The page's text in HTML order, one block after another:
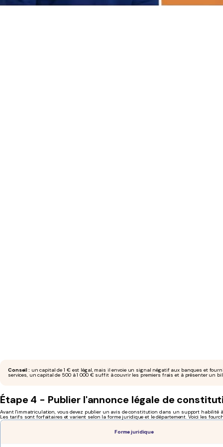
Conseil : un capital de 1 € est légal, mais il envoie un signal négatif aux banques et
services, un capital de 500 à 1 000 € suffit à couvrir les premiers frais et à présenter un
Étape 4 - Publier l'annonce légale de
Avant l'immatriculation, vous devez publier un avis de constitution dans un support habilité à
Les tarifs sont forfaitaires et varient selon la forme juridique et le département. Voici les
Forme juridique